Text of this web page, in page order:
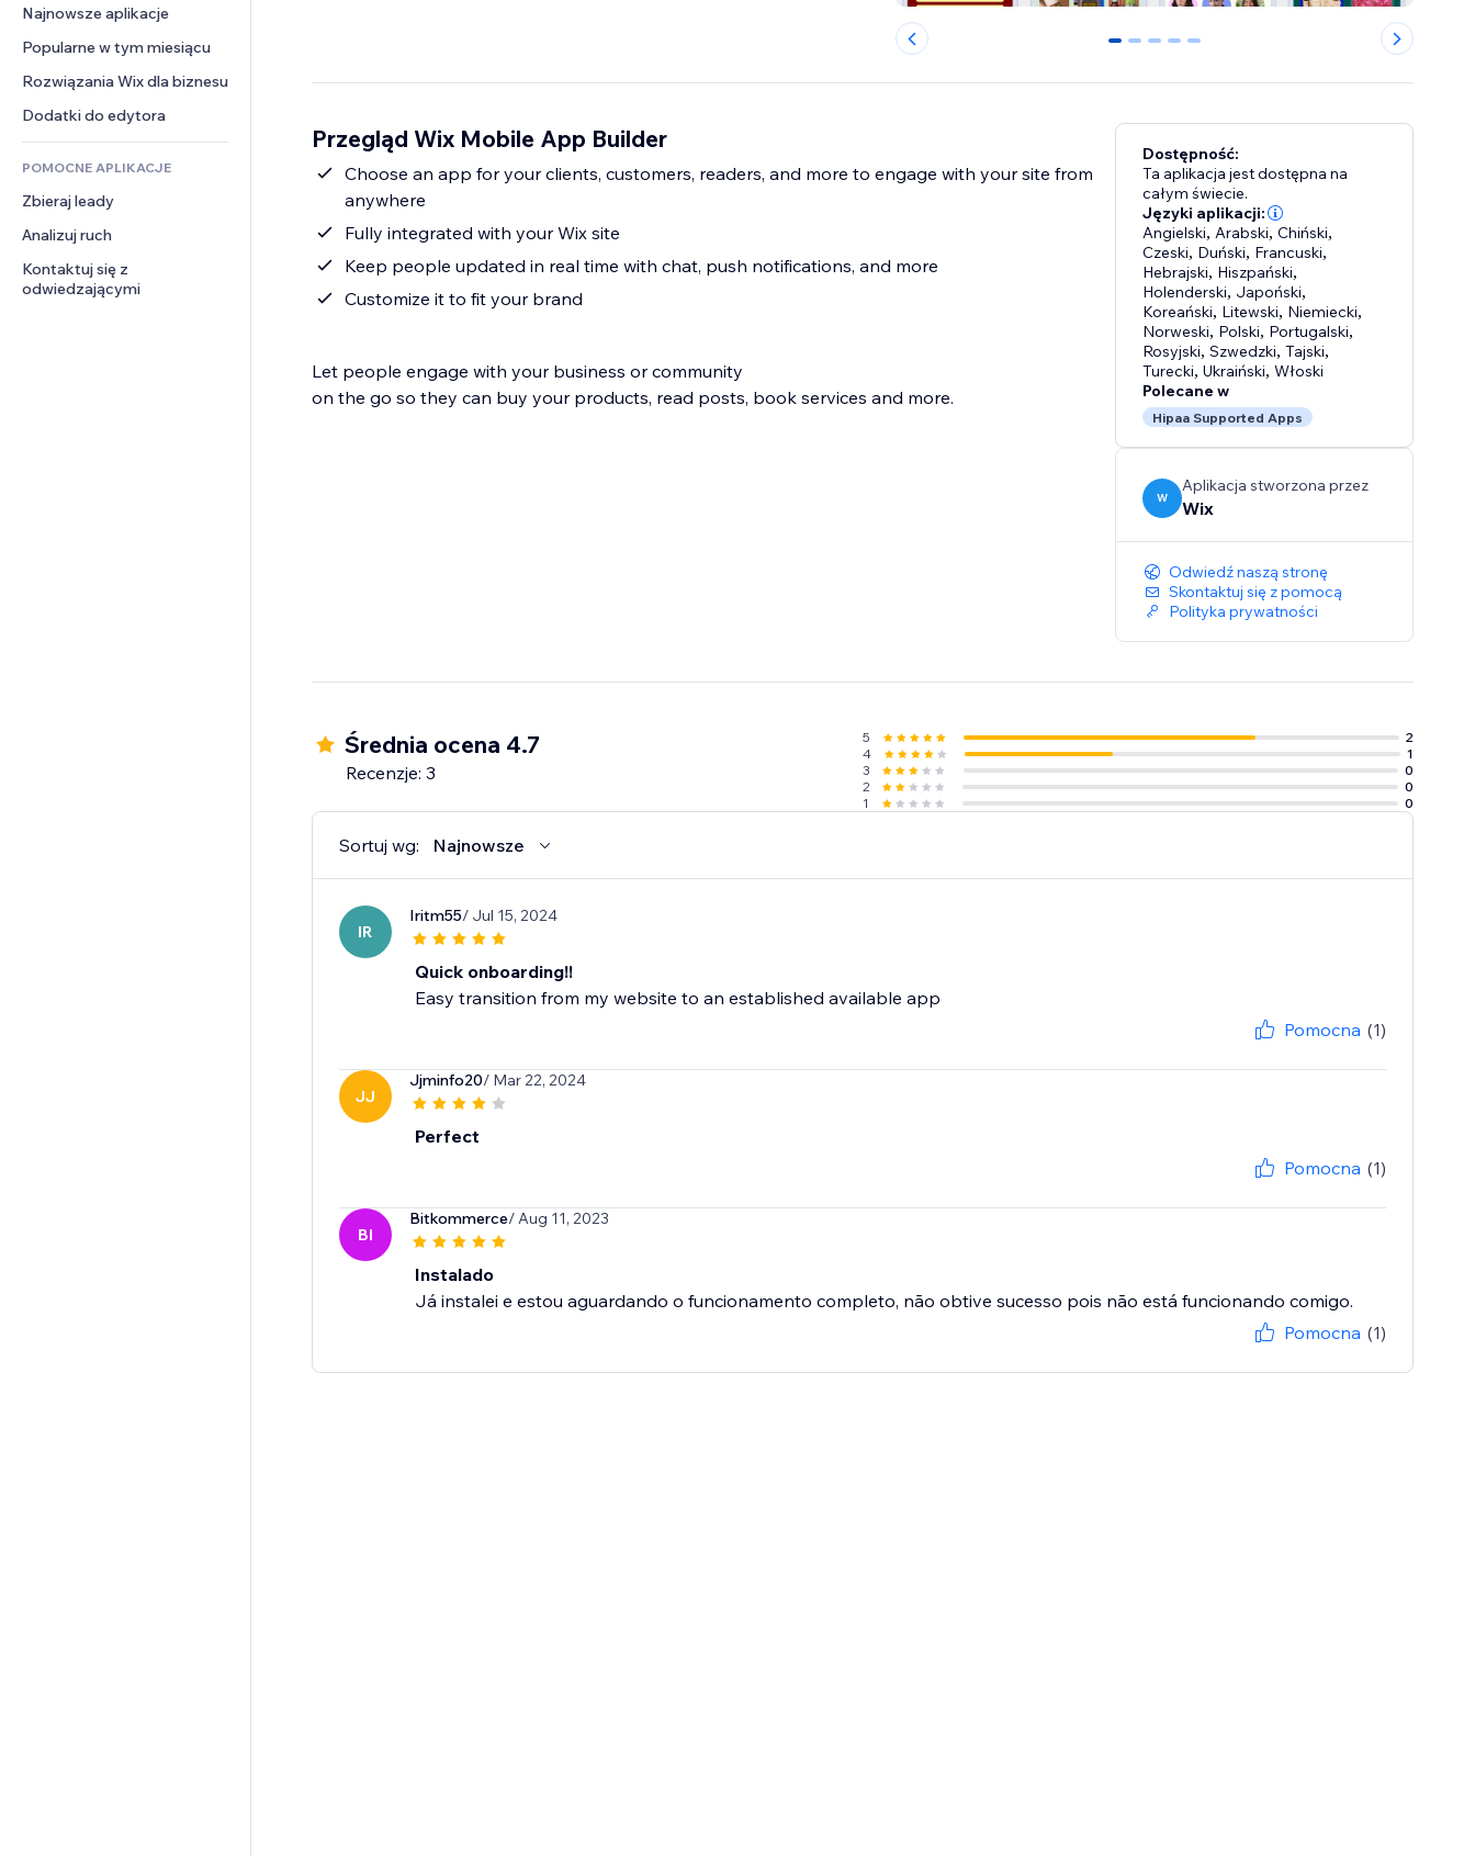
Rozwiązania dla
magazynowania
Dropshipping
Ceny i subskrypcja
Crowdfunding
Żywność i napoje
PDF
Udostępnianie plików
Wiadomości
Efekty obrazu
Przyciski i menu
Banery i odznaki
Kalkulatory
Szukaj
Pogoda
Wykresy i tabele
Czat
Komentarze
Telefon
Społeczność
Opinie i polecenia
CRM
Najnowsze aplikacje
Popularne w tym miesiącu
Rozwiązania Wix dla biznesu
Dodatki do edytora
POMOCNE APLIKACJE
Zbieraj leady
Analizuj ruch
Kontaktuj się z
odwiedzającymi
0 1 2 3 4
Przegląd Wix Mobile App Builder
Choose an app for your clients, customers, readers, and more to engage with your site from
anywhere
Fully integrated with your Wix site
Keep people updated in real time with chat, push notifications, and more
Customize it to fit your brand
Let people engage with your business or community
on the go so they can buy your products, read posts, book services and more.
Dostępność:
Ta aplikacja jest dostępna na
całym świecie.
Języki aplikacji:
Angielski, Arabski,Chiński,
Czeski, Duński, Francuski,
Hebrajski, Hiszpański,
Holenderski, Japoński,
Koreański, Litewski, Niemiecki,
Norweski, Polski, Portugalski,
Rosyjski,Szwedzki,Tajski,
Turecki,Ukraiński,Włoski
Polecane w
Hipaa Supported Apps
W
Aplikacja stworzona przez
Wix
Odwiedź naszą stronę
Skontaktuj się z pomocą
Polityka prywatności
Średnia ocena 4.7
Recenzje: 3
5
2
4
1
3
0
2
0
1
0
Sortuj wg: Najnowsze
IR
Iritm55/ Jul 15, 2024
Quick onboarding!!
Easy transition from my website to an established available app
Pomocna (1)
JJ
Jjminfo20/ Mar 22, 2024
Perfect
Pomocna (1)
BI
Bitkommerce/ Aug 11, 2023
Instalado
Já instalei e estou aguardando o funcionamento completo, não obtive sucesso pois não está funcionando comigo.
Pomocna (1)